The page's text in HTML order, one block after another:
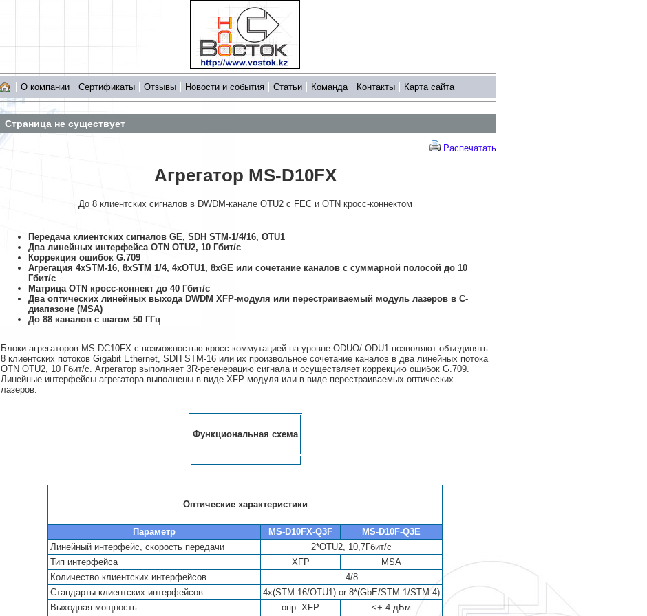
О компании Сертификаты Отзывы Новости и события Статьи Команда Контакты Карта сайта
Страница не существует
Распечатать
Агрегатор MS-D10FX
До 8 клиентских сигналов в DWDM-канале OTU2 с FEC и OTN кросс-коннектом
Передача клиентских сигналов GE, SDH STM-1/4/16, OTU1
Два линейных интерфейса OTN OTU2, 10 Гбит/с
Коррекция ошибок G.709
Агрегация 4хSTM-16, 8хSTM 1/4, 4xOTU1, 8xGE или сочетание каналов с суммарной полосой до 10
Гбит/с
Матрица OTN кросс-коннект до 40 Гбит/с
Два оптических линейных выхода DWDM XFP-модуля или перестраиваемый модуль лазеров в C-
диапазоне (MSA)
До 88 каналов с шагом 50 ГГц
Блоки агрегаторов MS-DC10FX c возможностью кросс-коммутацией на уровне ODUO/ ODU1 позволяют объединять
8 клиентских потоков Gigabit Ethernet, SDH STM-16 или их произвольное сочетание каналов в два линейных потока
OTN OTU2, 10 Гбит/с. Агрегатор выполняет 3R-регенерацию сигнала и осуществляет коррекцию ошибок G.709.
Линейные интерфейсы агрегатора выполнены в виде XFP-модуля или в виде перестраиваемых оптических
лазеров.
Функциональная схема
Оптические характеристики
Параметр MS-D10FX-Q3F
MS-D10F-Q3E
Линейный интерфейс, скорость передачи
2*OTU2, 10,7Гбит/с
Тип интерфейса
XFP
MSA
Количество клиентских интерфейсов
4/8
Стандарты клиентских интерфейсов
4x(STM-16/OTU1) or 8*(GbE/STM-1/STM-4)
Выходная мощность
опр. XFP <+ 4 дБм